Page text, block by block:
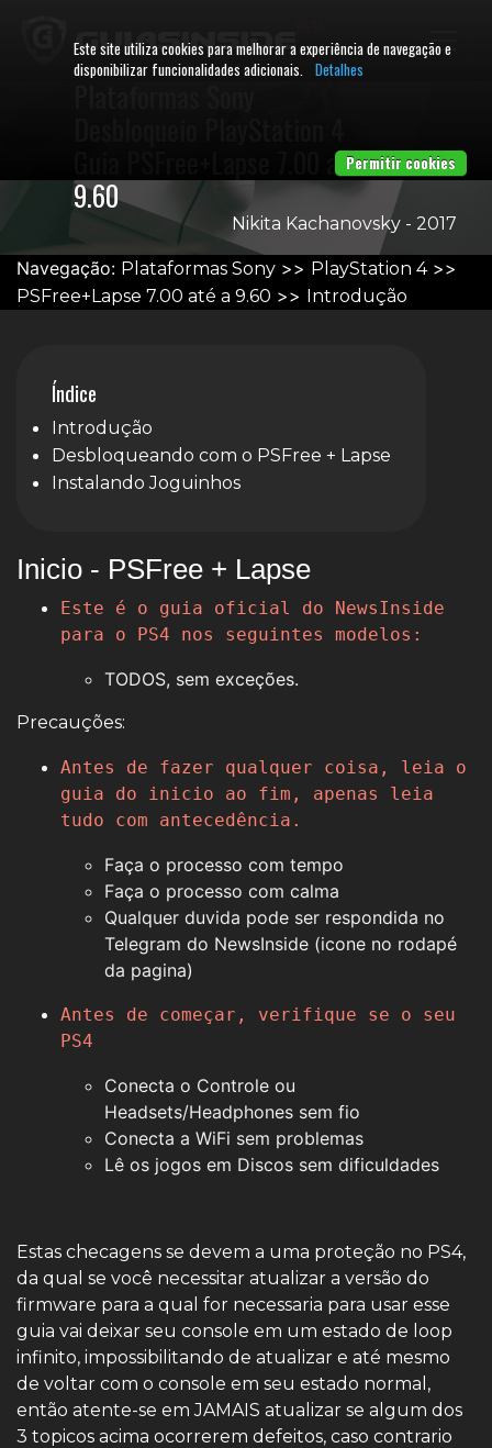
Guia PSFree+Lapse 7.00 até a
9.60
Nikita Kachanovsky - 2017
Navegação: Plataformas Sony >> PlayStation 4>>
PSFree+Lapse 7.00 até a 9.60 >> Introdução
Índice
Introdução
Desbloqueando com o PSFree + Lapse
Instalando Joguinhos
Inicio - PSFree + Lapse
Este é o guia oficial do NewsInside
para o PS4 nos seguintes modelos:
TODOS, sem exceções.
Precauções:
Antes de fazer qualquer coisa, leia o
guia do inicio ao fim, apenas leia
tudo com antecedência.
Faça o processo com tempo
Faça o processo com calma
Qualquer duvida pode ser respondida no
Telegram do NewsInside (icone no rodapé
da pagina)
Antes de começar, verifique se o seu
PS4
Conecta o Controle ou
Headsets/Headphones sem fio
Conecta a WiFi sem problemas
Lê os jogos em Discos sem dificuldades
Estas checagens se devem a uma proteção no PS4,
da qual se você necessitar atualizar a versão do
firmware para a qual for necessaria para usar esse
guia vai deixar seu console em um estado de loop
infinito, impossibilitando de atualizar e até mesmo
de voltar com o console em seu estado normal,
então atente-se em JAMAIS atualizar se algum dos
3 topicos acima ocorrerem defeitos, caso contrario
Este site utiliza cookies para melhorar a experiência de navegação e
disponibilizar funcionalidades adicionais. Detalhes
Permitir cookies